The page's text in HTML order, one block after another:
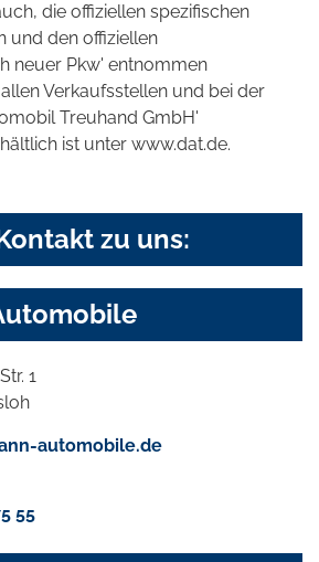
die offiziellen spezifischen
und den offiziellen
neuer Pkw' entnommen
Verkaufsstellen und bei der
Treuhand GmbH'
ist unter www.dat.de.
zu uns:
1
automobile.de
55